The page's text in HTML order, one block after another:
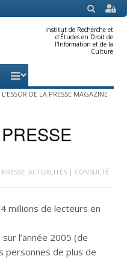
SEARCH
Institut de Recherche et
d'Études en Droit de
l'Information et de la
Culture
L’ESSOR DE LA PRESSE MAGAZINE
PRESSE: ACTUALITÉS| CONSULTÉ
millions de lecteurs en
l’année 2005 (de
personnes de plus de